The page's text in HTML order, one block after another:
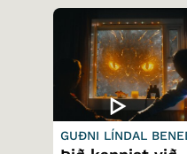
GUÐNI LÍNDAL
SSON